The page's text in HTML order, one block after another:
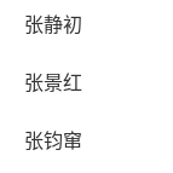
张静初
张景红
张钧窜